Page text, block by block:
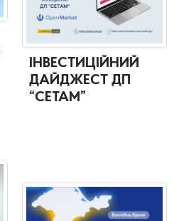
ІНВЕСТИЦІЙНИЙ
ДАЙДЖЕСТ ДП
“СЕТАМ”